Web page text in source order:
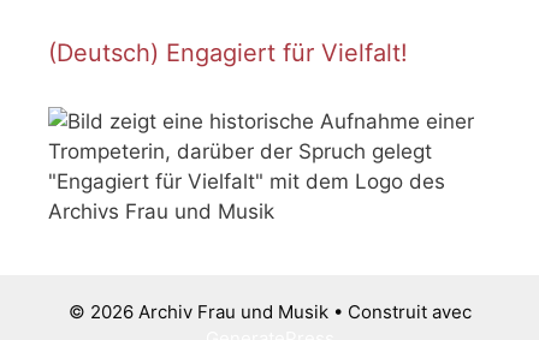
(Deutsch) Engagiert für Vielfalt!
© 2026 Archiv Frau und Musik• Construit avec